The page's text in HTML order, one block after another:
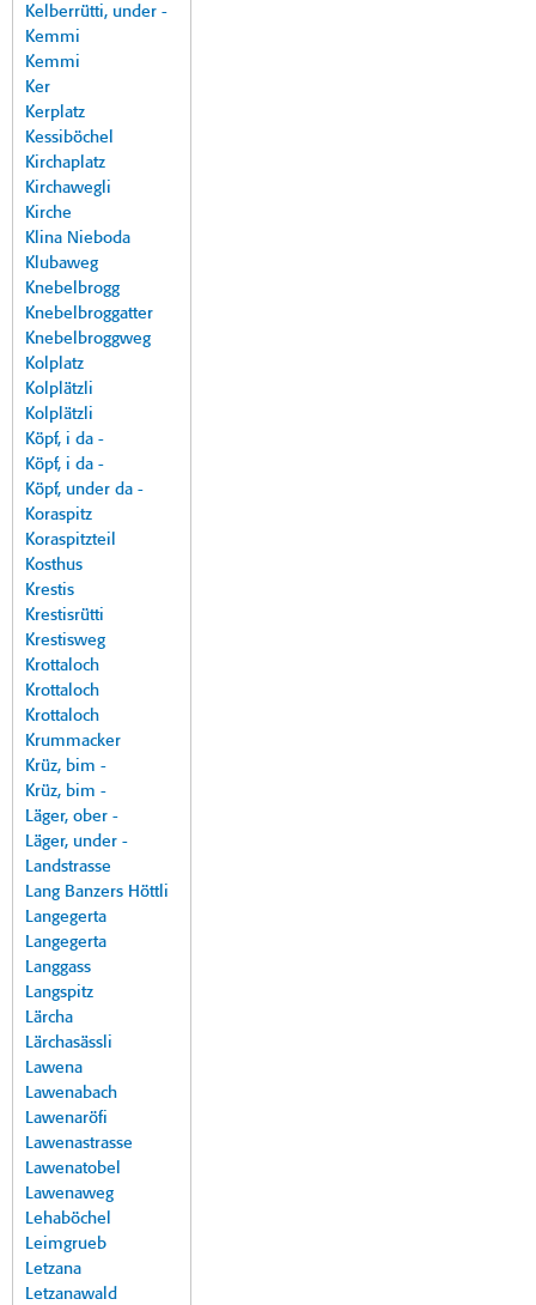
Kelberrütti, under -
Kemmi
Kemmi
Ker
Kerplatz
Kessiböchel
Kirchaplatz
Kirchawegli
Kirche
Klina Nieboda
Klubaweg
Knebelbrogg
Knebelbroggatter
Knebelbroggweg
Kolplatz
Kolplätzli
Kolplätzli
Köpf, i da -
Köpf, i da -
Köpf, under da -
Koraspitz
Koraspitzteil
Kosthus
Krestis
Krestisrütti
Krestisweg
Krottaloch
Krottaloch
Krottaloch
Krummacker
Krüz, bim -
Krüz, bim -
Läger, ober -
Läger, under -
Landstrasse
Lang Banzers Höttli
Langegerta
Langegerta
Langgass
Langspitz
Lärcha
Lärchasässli
Lawena
Lawenabach
Lawenaröfi
Lawenastrasse
Lawenatobel
Lawenaweg
Lehaböchel
Leimgrueb
Letzana
Letzanawald